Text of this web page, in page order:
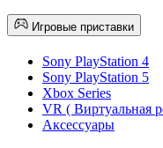
Игровые приставки
Sony PlayStation 4
Sony PlayStation 5
Xbox Series
VR ( Виртуальная
Аксессуары